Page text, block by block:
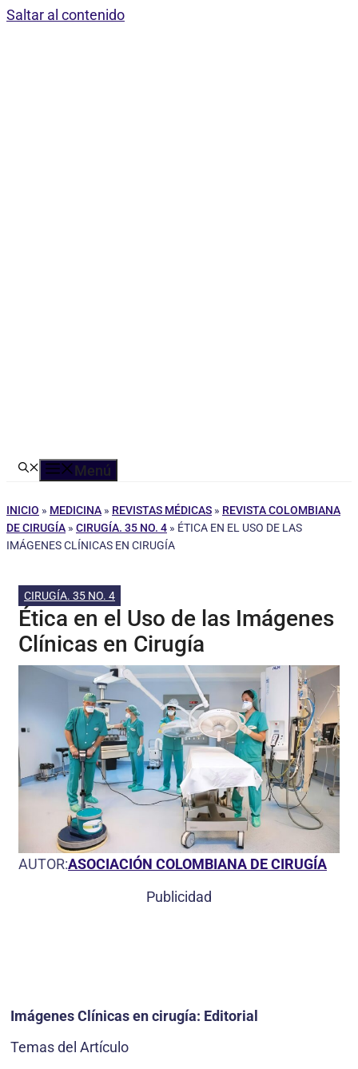
Saltar al contenido
Menú
INICIO » MEDICINA » REVISTAS MÉDICAS » REVISTA COLOMBIANA
DE CIRUGÍA » CIRUGÍA. 35 NO. 4 » ÉTICA EN EL USO DE LAS
IMÁGENES CLÍNICAS EN CIRUGÍA
CIRUGÍA. 35 NO. 4
Ética en el Uso de las Imágenes
Clínicas en Cirugía
AUTOR:ASOCIACIÓN COLOMBIANA DE CIRUGÍA
Publicidad
Imágenes Clínicas en cirugía: Editorial
Temas del Artículo